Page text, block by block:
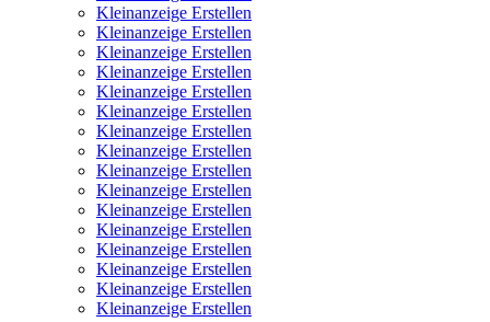
Kleinanzeige Erstellen
Kleinanzeige Erstellen
Kleinanzeige Erstellen
Kleinanzeige Erstellen
Kleinanzeige Erstellen
Kleinanzeige Erstellen
Kleinanzeige Erstellen
Kleinanzeige Erstellen
Kleinanzeige Erstellen
Kleinanzeige Erstellen
Kleinanzeige Erstellen
Kleinanzeige Erstellen
Kleinanzeige Erstellen
Kleinanzeige Erstellen
Kleinanzeige Erstellen
Kleinanzeige Erstellen